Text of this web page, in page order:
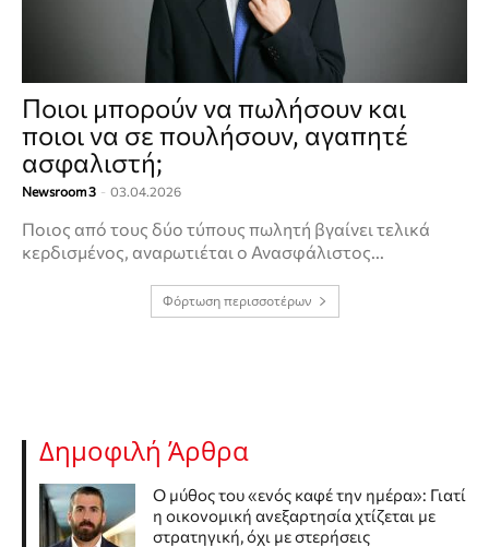
Ποιοι μπορούν να πωλήσουν και
ποιοι να σε πουλήσουν, αγαπητέ
ασφαλιστή;
Newsroom 3 - 03.04.2026
Ποιος από τους δύο τύπους πωλητή βγαίνει τελικά
κερδισμένος, αναρωτιέται ο Ανασφάλιστος...
Φόρτωση περισσοτέρων
Δημοφιλή Άρθρα
Ο μύθος του «ενός καφέ την ημέρα»: Γιατί
η οικονομική ανεξαρτησία χτίζεται με
στρατηγική, όχι με στερήσεις